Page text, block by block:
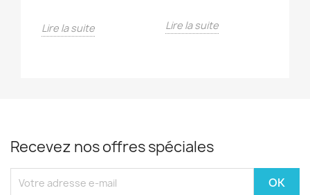
Lire la suite Lire la suite
Recevez nos offres spéciales